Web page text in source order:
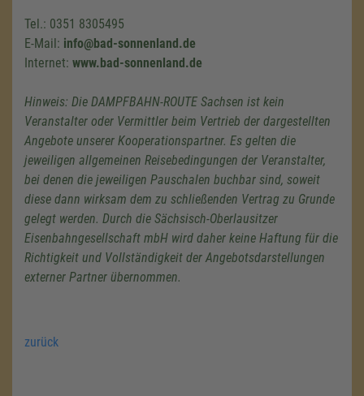
Tel.: 0351 8305495
E-Mail: info@bad-sonnenland.de
Internet: www.bad-sonnenland.de
Hinweis: Die DAMPFBAHN-ROUTE Sachsen ist kein
Veranstalter oder Vermittler beim Vertrieb der dargestellten
Angebote unserer Kooperationspartner. Es gelten die
jeweiligen allgemeinen Reisebedingungen der Veranstalter,
bei denen die jeweiligen Pauschalen buchbar sind, soweit
diese dann wirksam dem zu schließenden Vertrag zu Grunde
gelegt werden. Durch die Sächsisch-Oberlausitzer
Eisenbahngesellschaft mbH wird daher keine Haftung für die
Richtigkeit und Vollständigkeit der Angebotsdarstellungen
externer Partner übernommen.
zurück